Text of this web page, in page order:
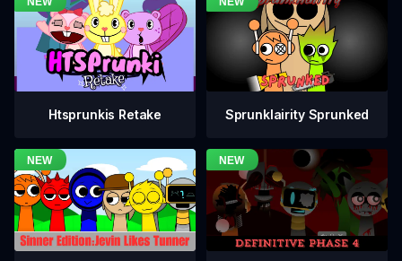
Htsprunkis Retake Sprunklairity Sprunked